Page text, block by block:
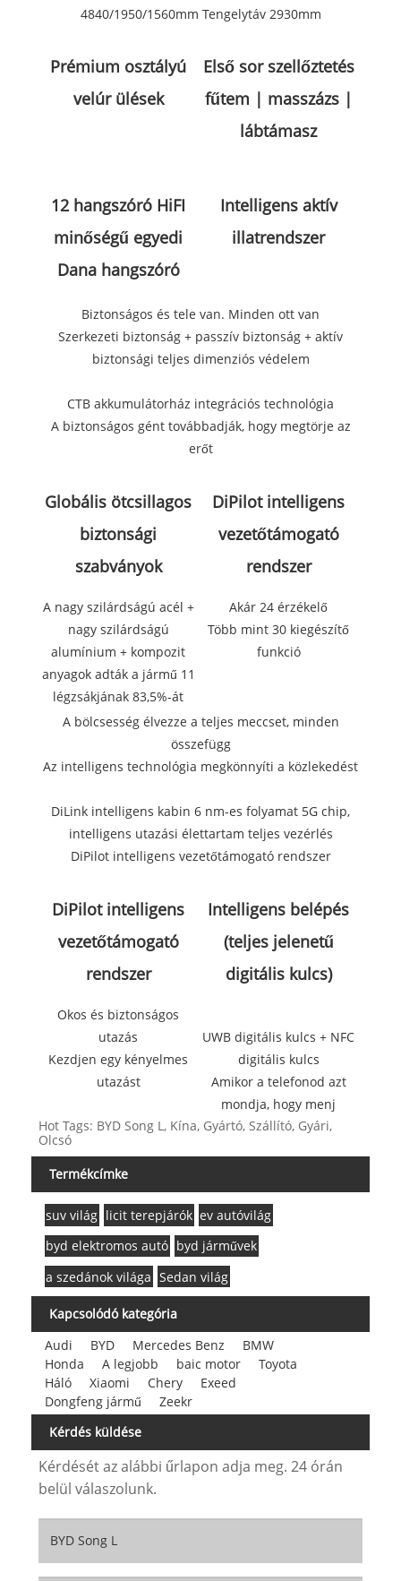
4840/1950/1560mm Tengelytáv 2930mm
Prémium osztályú
velúr ülések
Első sor szellőztetés
fűtem | masszázs |
lábtámasz
12 hangszóró HiFI
minőségű egyedi
Dana hangszóró
Intelligens aktív
illatrendszer
Biztonságos és tele van. Minden ott van
Szerkezeti biztonság + passzív biztonság + aktív
biztonsági teljes dimenziós védelem
CTB akkumulátorház integrációs technológia
A biztonságos gént továbbadják, hogy megtörje az
erőt
Globális ötcsillagos
biztonsági
szabványok
A nagy szilárdságú acél +
nagy szilárdságú
alumínium + kompozit
anyagok adták a jármű 11
légzsákjának 83,5%-át
DiPilot intelligens
vezetőtámogató
rendszer
Akár 24 érzékelő
Több mint 30 kiegészítő
funkció
A bölcsesség élvezze a teljes meccset, minden
összefügg
Az intelligens technológia megkönnyíti a közlekedést
DiLink intelligens kabin 6 nm-es folyamat 5G chip,
intelligens utazási élettartam teljes vezérlés
DiPilot intelligens vezetőtámogató rendszer
DiPilot intelligens
vezetőtámogató
rendszer
Okos és biztonságos
utazás
Kezdjen egy kényelmes
utazást
Intelligens belépés
(teljes jelenetű
digitális kulcs)
UWB digitális kulcs + NFC
digitális kulcs
Amikor a telefonod azt
mondja, hogy menj
Hot Tags: BYD Song L, Kína, Gyártó, Szállító, Gyári,
Olcsó
Termékcímke
suv világ licit terepjárók ev autóvilág
byd elektromos autó byd járművek
a szedánok világa Sedan világ
Kapcsolódó kategória
Audi
BYD Mercedes Benz
BMW
Honda
A legjobb baic motor
Toyota
Háló
Xiaomi Chery
Exeed
Dongfeng jármű
Zeekr
Kérdés küldése
Kérdését az alábbi űrlapon adja meg. 24 órán
belül válaszolunk.